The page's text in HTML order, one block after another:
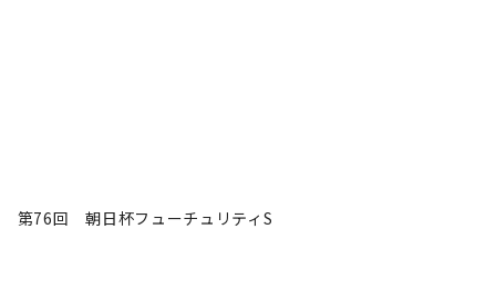
第76回 朝日杯フューチュリティS